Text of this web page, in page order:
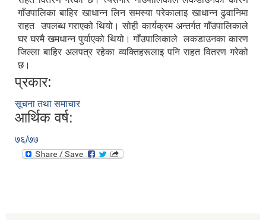
गाँउपालिका बाहिर खाधान्न लिन समस्या परेकालाइ खाधान्न ढुवानिमा
राहत उपलब्ध गराएको थियो। सोही कार्यक्रम अन्तर्गत गाँउपालिकाले
घर घरमै खमधान्न पुर्याएको थियो। गाँउपालिकाले लकडाउनका कारण
जिल्ला बाहिर अलपत्र रहेका व्यक्तिहरूलाइ पनि राहत वितरण गरेको
छ।
प्रकार:
सूचना तथा समाचार
आर्थिक वर्ष:
७६/७७